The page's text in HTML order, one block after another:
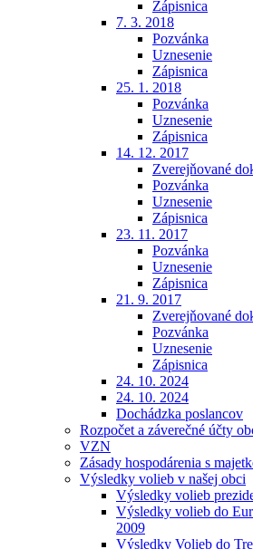
Zápisnica
7. 3. 2018
Pozvánka
Uznesenie
Zápisnica
25. 1. 2018
Pozvánka
Uznesenie
Zápisnica
14. 12. 2017
Zverejňované
Pozvánka
Uznesenie
Zápisnica
23. 11. 2017
Pozvánka
Uznesenie
Zápisnica
21. 9. 2017
Zverejňované
Pozvánka
Uznesenie
Zápisnica
24. 10. 2024
24. 10. 2024
Dochádzka poslancov
Rozpočet a záverečné účty
VZN
Zásady hospodárenia s
Výsledky volieb v našej obci
Výsledky volieb
Výsledky volieb do
2009
Výsledky Volieb do